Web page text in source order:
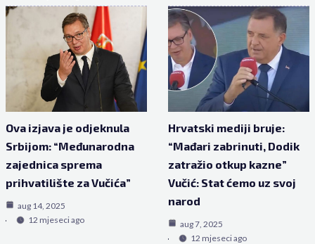
Ova izjava je odjeknula
Srbijom: “Međunarodna
zajednica sprema
prihvatilište za Vučića”
aug 14, 2025
12 mjeseci ago
Hrvatski mediji bruje:
“Mađari zabrinuti, Dodik
zatražio otkup kazne”
Vučić: Stat ćemo uz svoj
narod
aug 7, 2025
12 mjeseci ago